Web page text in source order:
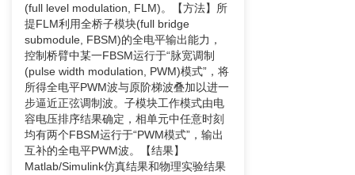
(full level modulation, FLM)。【方法】所
提FLM利用全桥子模块(full bridge
submodule, FBSM)的全电平输出能力，
控制桥臂中某一FBSM运行于“脉宽调制
(pulse width modulation, PWM)模式”，将
所得全电平PWM波与原阶梯波叠加以进一
步逼近正弦调制波。子模块工作模式由电
容电压排序结果确定，相单元中任意时刻
均有两个FBSM运行于“PWM模式”，输出
互补的全电平PWM波。【结果】
Matlab/Simulink仿真结果和物理实验结果